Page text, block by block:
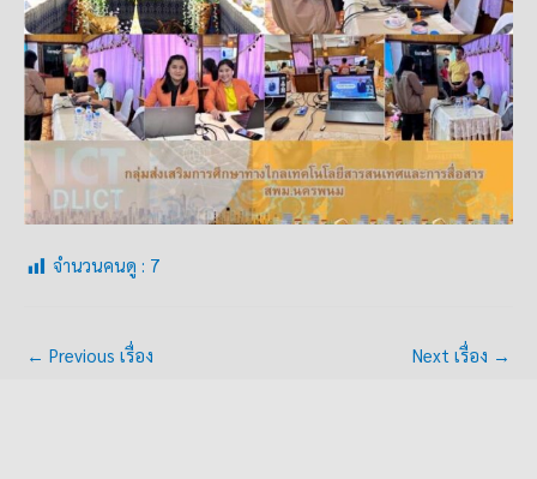
จำนวนคนดู : 7
← Previous เรื่อง Next เรื่อง →